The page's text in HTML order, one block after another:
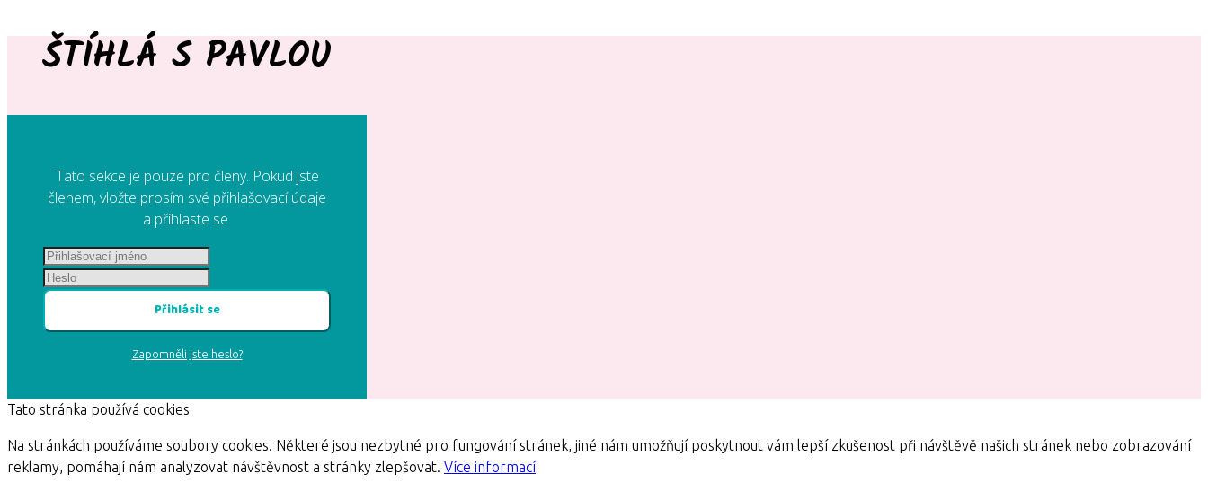
ŠTÍHLÁ S PAVLOU
Tato sekce je pouze pro členy. Pokud jste
členem, vložte prosím své přihlašovací údaje
a přihlaste se.
Přihlásit se
Zapomněli jste heslo?
Tato stránka používá cookies
Na stránkách používáme soubory cookies. Některé jsou nezbytné pro fungování stránek, jiné nám umožňují poskytnout vám lepší zkušenost při návštěvě našich stránek nebo zobrazování
reklamy, pomáhají nám analyzovat návštěvnost a stránky zlepšovat. Více informací